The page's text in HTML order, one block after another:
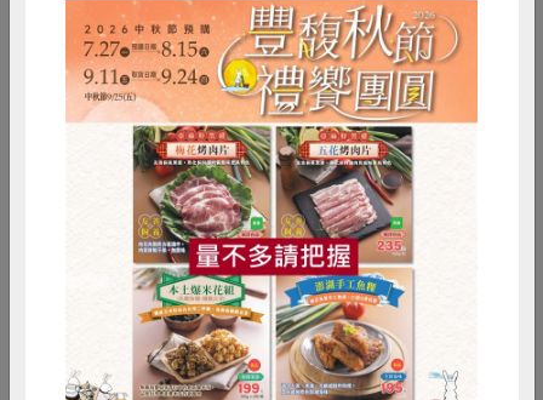
2022-06-10 生活提案
農業永續 綠色革命後的爭論與反思
更多相關文章
RPET 食譜 減硝酸鹽
雞蛋 食安 共同購買